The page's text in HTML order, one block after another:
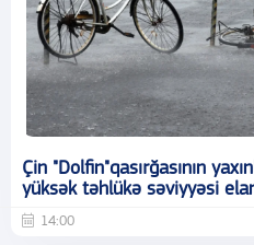
Çin "Dolfin"qasırğasının
yüksək təhlükə səviyyəsi
14:00